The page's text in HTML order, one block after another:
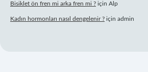
Bisiklet ön fren mi arka fren mi ? için Alp
Kadın hormonları nasıl dengelenir ? için admin